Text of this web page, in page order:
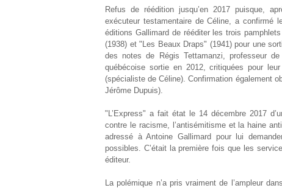
Refus de réédition jusqu’en 2017 puisque,
exécuteur testamentaire de Céline, a confirmé
éditions Gallimard de rééditer les trois
(1938) et "Les Beaux Draps" (1941) pour une
des notes de Régis Tettamanzi, professeur
québécoise sortie en 2012, critiquées pour
(spécialiste de Céline). Confirmation également
Jérôme Dupuis).
"L’Express" a fait état le 14 décembre 2017
contre le racisme, l’antisémitisme et la haine
adressé à Antoine Gallimard pour lui
possibles. C’était la première fois que les
éditeur.
La polémique n’a pris vraiment de l’ampleur